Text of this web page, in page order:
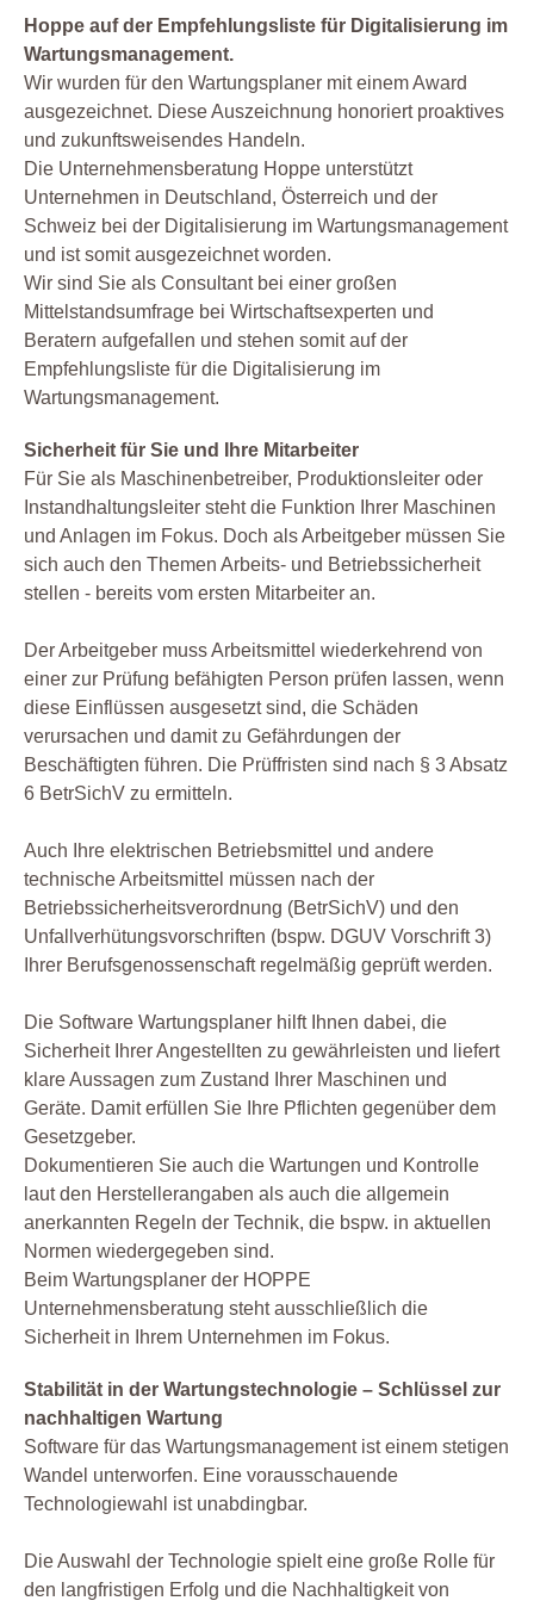
Hoppe auf der Empfehlungsliste für Digitalisierung im
Wartungsmanagement.
Wir wurden für den Wartungsplaner mit einem Award
ausgezeichnet. Diese Auszeichnung honoriert proaktives
und zukunftsweisendes Handeln.
Die Unternehmensberatung Hoppe unterstützt
Unternehmen in Deutschland, Österreich und der
Schweiz bei der Digitalisierung im Wartungsmanagement
und ist somit ausgezeichnet worden.
Wir sind Sie als Consultant bei einer großen
Mittelstandsumfrage bei Wirtschaftsexperten und
Beratern aufgefallen und stehen somit auf der
Empfehlungsliste für die Digitalisierung im
Wartungsmanagement.
Sicherheit für Sie und Ihre Mitarbeiter
Für Sie als Maschinenbetreiber, Produktionsleiter oder
Instandhaltungsleiter steht die Funktion Ihrer Maschinen
und Anlagen im Fokus. Doch als Arbeitgeber müssen Sie
sich auch den Themen Arbeits- und Betriebssicherheit
stellen - bereits vom ersten Mitarbeiter an.
Der Arbeitgeber muss Arbeitsmittel wiederkehrend von
einer zur Prüfung befähigten Person prüfen lassen, wenn
diese Einflüssen ausgesetzt sind, die Schäden
verursachen und damit zu Gefährdungen der
Beschäftigten führen. Die Prüffristen sind nach § 3 Absatz
6 BetrSichV zu ermitteln.
Auch Ihre elektrischen Betriebsmittel und andere
technische Arbeitsmittel müssen nach der
Betriebssicherheitsverordnung (BetrSichV) und den
Unfallverhütungsvorschriften (bspw. DGUV Vorschrift 3)
Ihrer Berufsgenossenschaft regelmäßig geprüft werden.
Die Software Wartungsplaner hilft Ihnen dabei, die
Sicherheit Ihrer Angestellten zu gewährleisten und liefert
klare Aussagen zum Zustand Ihrer Maschinen und
Geräte. Damit erfüllen Sie Ihre Pflichten gegenüber dem
Gesetzgeber.
Dokumentieren Sie auch die Wartungen und Kontrolle
laut den Herstellerangaben als auch die allgemein
anerkannten Regeln der Technik, die bspw. in aktuellen
Normen wiedergegeben sind.
Beim Wartungsplaner der HOPPE
Unternehmensberatung steht ausschließlich die
Sicherheit in Ihrem Unternehmen im Fokus.
Stabilität in der Wartungstechnologie – Schlüssel zur
nachhaltigen Wartung
Software für das Wartungsmanagement ist einem stetigen
Wandel unterworfen. Eine vorausschauende
Technologiewahl ist unabdingbar.
Die Auswahl der Technologie spielt eine große Rolle für
den langfristigen Erfolg und die Nachhaltigkeit von